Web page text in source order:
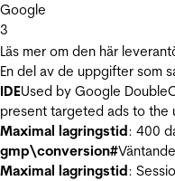
Google
3
Läs mer om den här
En del av de uppgifter som
IDEUsed by Google
present targeted ads to the
Maximal lagringstid: 400
gmp\conversion#Väntande
Maximal lagringstid: